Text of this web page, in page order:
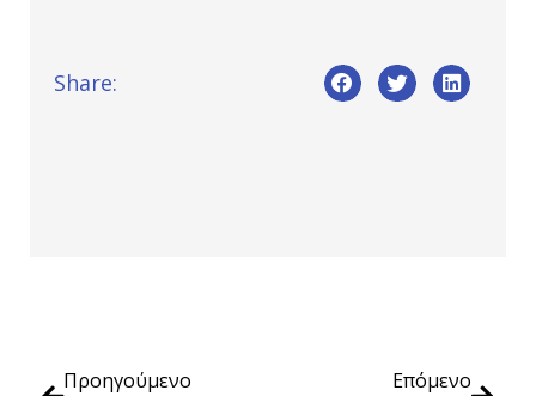
Share:
Προηγούμενο Επόμενο